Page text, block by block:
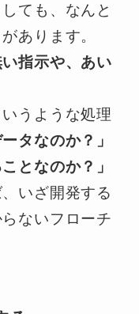
ても、なんと
あります。
指示や、あい
いうような処理
ータなのか？」
となのか？」
いざ開発する
ないフローチ